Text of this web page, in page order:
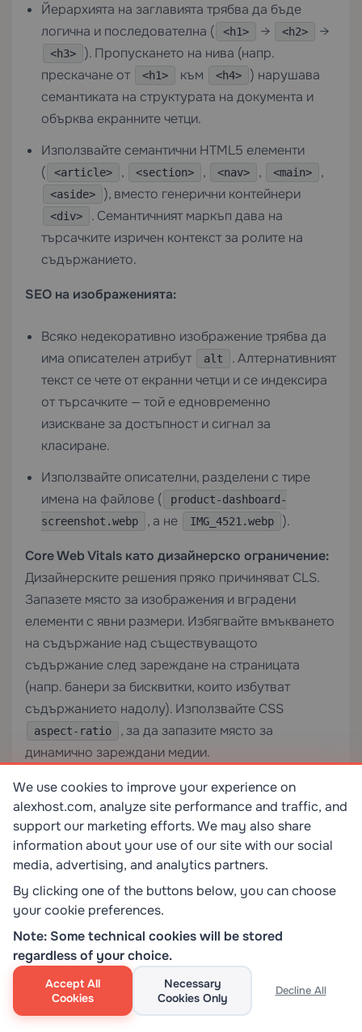
Йерархията на заглавията трябва да бъде
логична и последователна (
<h1> → <h2> →
<h3>
). Пропускането на нива (напр.
прескачане от
<h1> към <h4>
) нарушава
семантиката на структурата на документа и
обърква екранните четци.
Използвайте семантични HTML5 елементи
(
<article> , <section> , <nav> , <main> ,
<aside> ), вместо генерични контейнери
<div>
. Семантичният маркъп дава на
търсачките изричен контекст за ролите на
съдържанието.
SEO на изображенията:
Всяко недекоративно изображение трябва да
има описателен атрибут
alt
. Алтернативният
текст се чете от екранни четци и се индексира
от търсачките — той е едновременно
изискване за достъпност и сигнал за
класиране.
Използвайте описателни, разделени с тире
имена на файлове (
product-dashboard-
screenshot.webp
, а не IMG_4521.webp ).
Core Web Vitals като дизайнерско ограничение:
Дизайнерските решения пряко причиняват CLS.
Запазете място за изображения и вградени
елементи с явни размери. Избягвайте вмъкването
на съдържание над съществуващото
съдържание след зареждане на страницата
(напр. банери за бисквитки, които избутват
съдържанието надолу). Използвайте CSS
aspect-ratio
, за да запазите място за
динамично зареждани медии.
HTTPS и сигнали за доверие: Уверете се, че
сайтът ви работи на HTTPS. Валидният SSL
сертификат е потвърден сигнал за класиране от
Google и задължително изискване за
индикаторите за доверие на браузъра. Ако
текущата ви конфигурация не разполага с такъв,
криптиране, който изискват както търсачките,
така и потребителите. Предупрежденията за
смесено съдържание (HTTP ресурси, заредени
на HTTPS страница) ще потиснат иконата за
We use cookies to improve your experience on
alexhost.com, analyze site performance and traffic, and
support our marketing efforts. We may also share
information about your use of our site with our social
media, advertising, and analytics partners.
By clicking one of the buttons below, you can choose
your cookie preferences.
Note: Some technical cookies will be stored
regardless of your choice.
Accept All
Cookies
Necessary
Cookies Only
Decline All